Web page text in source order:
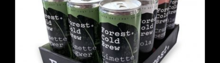
WooCommerce Warenkorb